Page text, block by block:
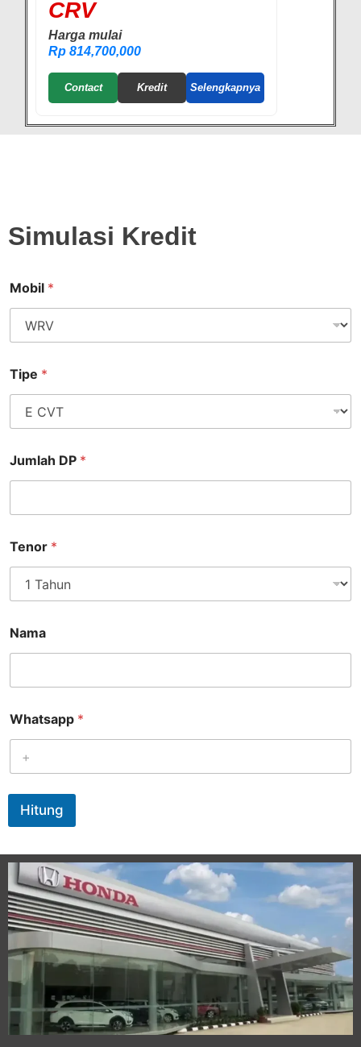
CRV
Harga mulai
Rp 814,700,000
Contact Kredit Selengkapnya
Simulasi Kredit
Mobil *
Tipe *
Jumlah DP *
Tenor *
Nama
Whatsapp *
Hitung